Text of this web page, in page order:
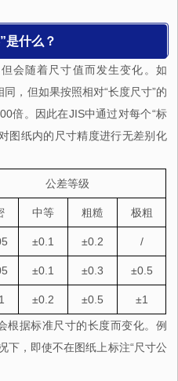
是什么？
会随着尺寸值而发生变化。如
，但如果按照相对“长度尺寸”的
倍。因此在JIS中通过对每个“标
图纸内的尺寸精度进行无差别化
公差等级
中等 粗糙 极粗
±0.1 ±0.2 /
±0.1 ±0.3 ±0.5
±0.2 ±0.5 ±1
根据标准尺寸的长度而变化。例
下，即使不在图纸上标注“尺寸公